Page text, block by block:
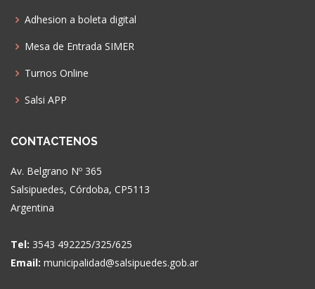
Adhesion a boleta digital
Mesa de Entrada SIMER
Turnos Online
Salsi APP
CONTACTENOS
Av. Belgrano Nº 365
Salsipuedes, Córdoba, CP5113
Argentina
Tel: 3543 492225/325/625
Email: municipalidad@salsipuedes.gob.ar